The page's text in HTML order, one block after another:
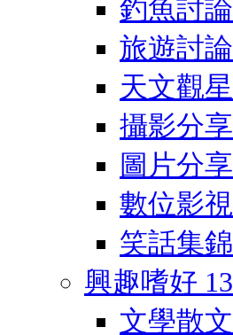
釣魚討論
旅遊討論
天文觀星
攝影分享
圖片分享
數位影視
笑話集錦
興趣嗜好 13
文學散文